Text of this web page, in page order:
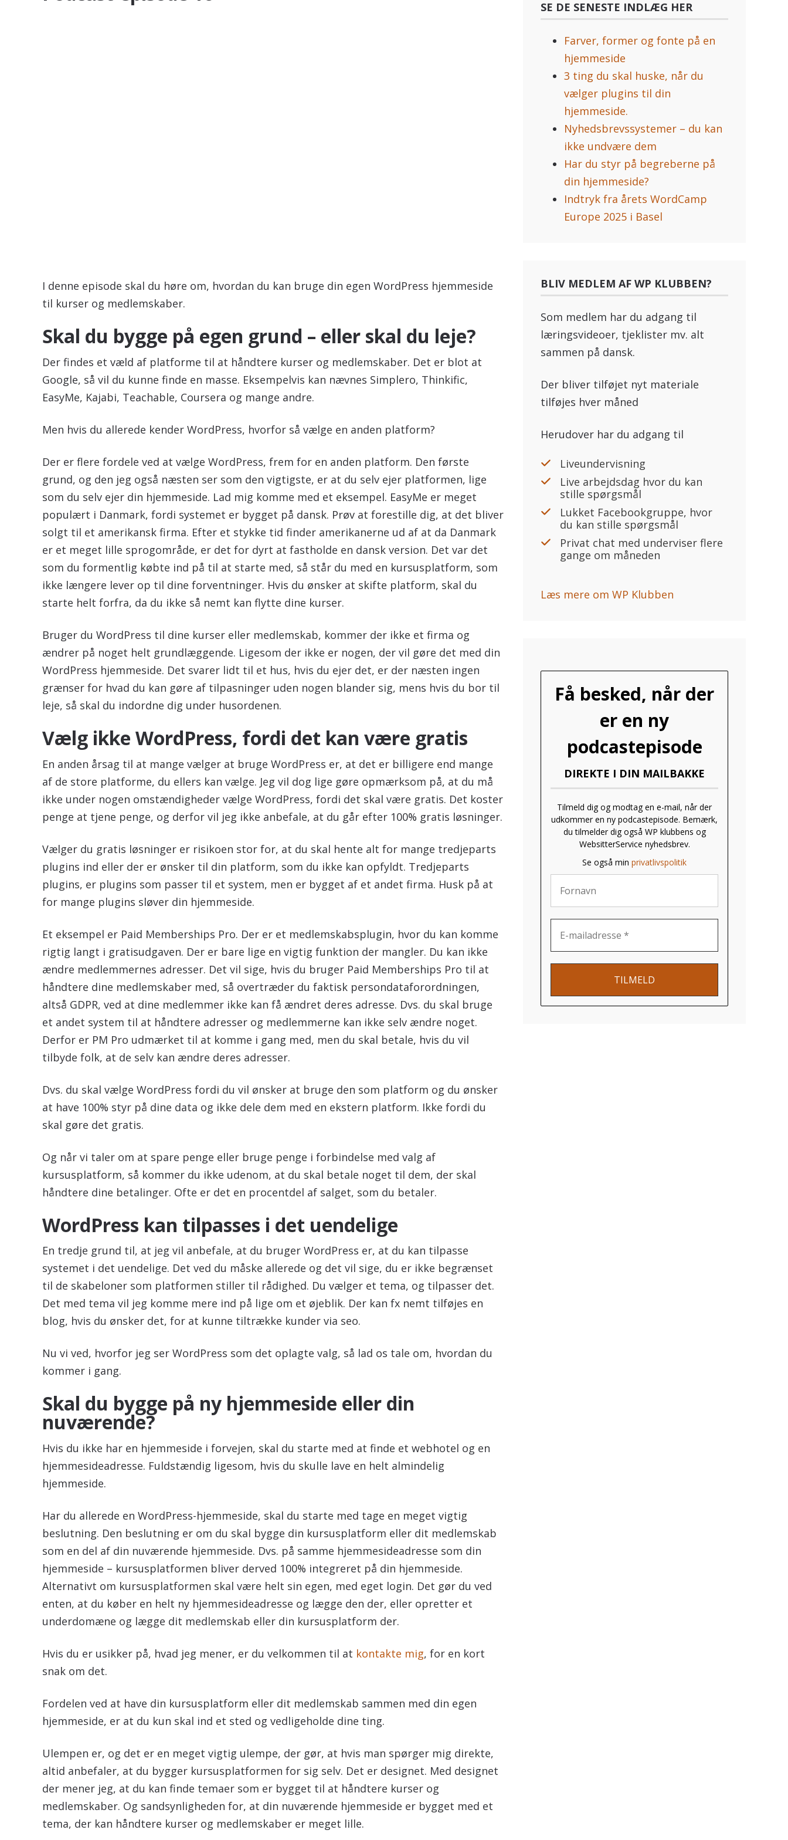
I denne episode skal du høre om, hvordan du kan bruge din egen WordPress hjemmeside
til kurser og medlemskaber.
Skal du bygge på egen grund – eller skal du leje?
Der findes et væld af platforme til at håndtere kurser og medlemskaber. Det er blot at
Google, så vil du kunne finde en masse. Eksempelvis kan nævnes Simplero, Thinkific,
EasyMe, Kajabi, Teachable, Coursera og mange andre.
Men hvis du allerede kender WordPress, hvorfor så vælge en anden platform?
Der er flere fordele ved at vælge WordPress, frem for en anden platform. Den første
grund, og den jeg også næsten ser som den vigtigste, er at du selv ejer platformen, lige
som du selv ejer din hjemmeside. Lad mig komme med et eksempel. EasyMe er meget
populært i Danmark, fordi systemet er bygget på dansk. Prøv at forestille dig, at det bliver
solgt til et amerikansk firma. Efter et stykke tid finder amerikanerne ud af at da Danmark
er et meget lille sprogområde, er det for dyrt at fastholde en dansk version. Det var det
som du formentlig købte ind på til at starte med, så står du med en kursusplatform, som
ikke længere lever op til dine forventninger. Hvis du ønsker at skifte platform, skal du
starte helt forfra, da du ikke så nemt kan flytte dine kurser.
Bruger du WordPress til dine kurser eller medlemskab, kommer der ikke et firma og
ændrer på noget helt grundlæggende. Ligesom der ikke er nogen, der vil gøre det med din
WordPress hjemmeside. Det svarer lidt til et hus, hvis du ejer det, er der næsten ingen
grænser for hvad du kan gøre af tilpasninger uden nogen blander sig, mens hvis du bor til
leje, så skal du indordne dig under husordenen.
Vælg ikke WordPress, fordi det kan være gratis
En anden årsag til at mange vælger at bruge WordPress er, at det er billigere end mange
af de store platforme, du ellers kan vælge. Jeg vil dog lige gøre opmærksom på, at du må
ikke under nogen omstændigheder vælge WordPress, fordi det skal være gratis. Det koster
penge at tjene penge, og derfor vil jeg ikke anbefale, at du går efter 100% gratis løsninger.
Vælger du gratis løsninger er risikoen stor for, at du skal hente alt for mange tredjeparts
plugins ind eller der er ønsker til din platform, som du ikke kan opfyldt. Tredjeparts
plugins, er plugins som passer til et system, men er bygget af et andet firma. Husk på at
for mange plugins sløver din hjemmeside.
Et eksempel er Paid Memberships Pro. Der er et medlemskabsplugin, hvor du kan komme
rigtig langt i gratisudgaven. Der er bare lige en vigtig funktion der mangler. Du kan ikke
ændre medlemmernes adresser. Det vil sige, hvis du bruger Paid Memberships Pro til at
håndtere dine medlemskaber med, så overtræder du faktisk persondataforordningen,
altså GDPR, ved at dine medlemmer ikke kan få ændret deres adresse. Dvs. du skal bruge
et andet system til at håndtere adresser og medlemmerne kan ikke selv ændre noget.
Derfor er PM Pro udmærket til at komme i gang med, men du skal betale, hvis du vil
tilbyde folk, at de selv kan ændre deres adresser.
Dvs. du skal vælge WordPress fordi du vil ønsker at bruge den som platform og du ønsker
at have 100% styr på dine data og ikke dele dem med en ekstern platform. Ikke fordi du
skal gøre det gratis.
Og når vi taler om at spare penge eller bruge penge i forbindelse med valg af
kursusplatform, så kommer du ikke udenom, at du skal betale noget til dem, der skal
håndtere dine betalinger. Ofte er det en procentdel af salget, som du betaler.
WordPress kan tilpasses i det uendelige
En tredje grund til, at jeg vil anbefale, at du bruger WordPress er, at du kan tilpasse
systemet i det uendelige. Det ved du måske allerede og det vil sige, du er ikke begrænset
til de skabeloner som platformen stiller til rådighed. Du vælger et tema, og tilpasser det.
Det med tema vil jeg komme mere ind på lige om et øjeblik. Der kan fx nemt tilføjes en
blog, hvis du ønsker det, for at kunne tiltrække kunder via seo.
Nu vi ved, hvorfor jeg ser WordPress som det oplagte valg, så lad os tale om, hvordan du
kommer i gang.
Skal du bygge på ny hjemmeside eller din
nuværende?
Hvis du ikke har en hjemmeside i forvejen, skal du starte med at finde et webhotel og en
hjemmesideadresse. Fuldstændig ligesom, hvis du skulle lave en helt almindelig
hjemmeside.
Har du allerede en WordPress-hjemmeside, skal du starte med tage en meget vigtig
beslutning. Den beslutning er om du skal bygge din kursusplatform eller dit medlemskab
som en del af din nuværende hjemmeside. Dvs. på samme hjemmesideadresse som din
hjemmeside – kursusplatformen bliver derved 100% integreret på din hjemmeside.
Alternativt om kursusplatformen skal være helt sin egen, med eget login. Det gør du ved
enten, at du køber en helt ny hjemmesideadresse og lægge den der, eller opretter et
underdomæne og lægge dit medlemskab eller din kursusplatform der.
Hvis du er usikker på, hvad jeg mener, er du velkommen til at kontakte mig, for en kort
snak om det.
Fordelen ved at have din kursusplatform eller dit medlemskab sammen med din egen
hjemmeside, er at du kun skal ind et sted og vedligeholde dine ting.
Ulempen er, og det er en meget vigtig ulempe, der gør, at hvis man spørger mig direkte,
altid anbefaler, at du bygger kursusplatformen for sig selv. Det er designet. Med designet
der mener jeg, at du kan finde temaer som er bygget til at håndtere kurser og
medlemskaber. Og sandsynligheden for, at din nuværende hjemmeside er bygget med et
tema, der kan håndtere kurser og medlemskaber er meget lille.
SE DE SENESTE INDLÆG HER
Farver, former og fonte på en
hjemmeside
3 ting du skal huske, når du
vælger plugins til din
hjemmeside.
Nyhedsbrevssystemer – du kan
ikke undvære dem
Har du styr på begreberne på
din hjemmeside?
Indtryk fra årets WordCamp
Europe 2025 i Basel
BLIV MEDLEM AF WP KLUBBEN?
Som medlem har du adgang til
læringsvideoer, tjeklister mv. alt
sammen på dansk.
Der bliver tilføjet nyt materiale
tilføjes hver måned
Herudover har du adgang til
Liveundervisning
Live arbejdsdag hvor du kan
stille spørgsmål
Lukket Facebookgruppe, hvor
du kan stille spørgsmål
Privat chat med underviser flere
gange om måneden
Læs mere om WP Klubben
Få besked, når der
er en ny
podcastepisode
DIREKTE I DIN MAILBAKKE
Tilmeld dig og modtag en e-mail, når der
udkommer en ny podcastepisode. Bemærk,
du tilmelder dig også WP klubbens og
WebsitterService nyhedsbrev.
Se også minprivatlivspolitik